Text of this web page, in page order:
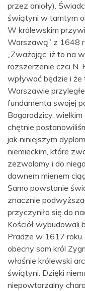
przez anioły).
świątyni w tamtym
W królewskim
Warszawą” z 1648
„Zważając, iż to na
rozszerzenie czci N.
wpływać będzie i
Warszawie
fundamenta swojej
Bogarodzicy,
chętnie
jak niniejszym
niemieckim, które
zezwalamy i do
dawnem mienem
Samo powstanie
znacznie
przyczyniło się do
Kościół wybudowali
Pradze w 1617
obecny sam król
właśnie królewski
świątyni. Dzięki
niepowtarzalny